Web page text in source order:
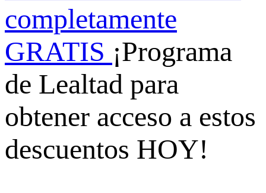
completamente
GRATIS ¡Programa
de Lealtad para
obtener acceso a estos
descuentos HOY!